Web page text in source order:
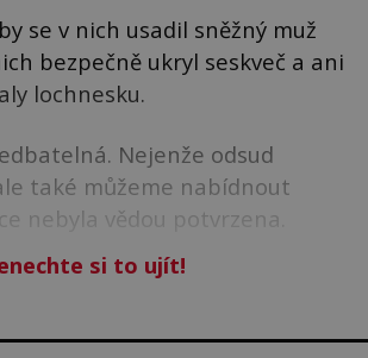
se v nich usadil sněžný muž
bezpečně ukryl seskveč a ani
lochnesku.
Nejenže odsud
také můžeme nabídnout
nebyla vědou potvrzena.
si to ujít!